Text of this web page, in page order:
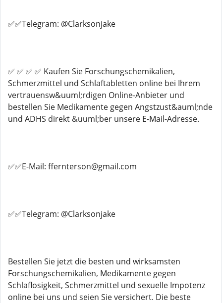
✅✅Telegram: @Clarksonjake
✅ ✅ ✅ ✅ Kaufen Sie Forschungschemikalien,
Schmerzmittel und Schlaftabletten online bei Ihrem
vertrauensw&uuml;rdigen Online-Anbieter und
bestellen Sie Medikamente gegen Angstzust&auml;nde
und ADHS direkt &uuml;ber unsere E-Mail-Adresse.
✅✅E-Mail: ffernterson@gmail.com
✅✅Telegram: @Clarksonjake
Bestellen Sie jetzt die besten und wirksamsten
Forschungschemikalien, Medikamente gegen
Schlaflosigkeit, Schmerzmittel und sexuelle Impotenz
online bei uns und seien Sie versichert. Die beste